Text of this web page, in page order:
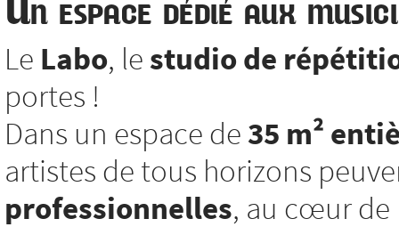
Un espace dédié aux
Le Labo, le studio de
portes !
Dans un espace de 35 m²
artistes de tous horizons
professionnelles, au cœur de